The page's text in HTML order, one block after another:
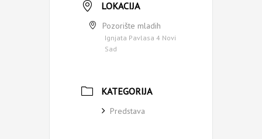
LOKACIJA
Pozorište mladih
Ignjata Pavlasa 4 Novi
Sad
KATEGORIJA
Predstava